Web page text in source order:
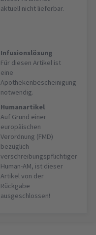
aktuell nicht lieferbar.
Infusionslösung
Für diesen Artikel ist
eine
Apothekenbescheinigung
notwendig.
Humanartikel
Auf Grund einer
europäischen
Verordnung (FMD)
bezüglich
verschreibungspflichtiger
Human-AM, ist dieser
Artikel von der
Rückgabe
ausgeschlossen!